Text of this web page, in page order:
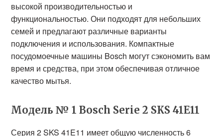
высокой производительностью и
функциональностью. Они подходят для небольших
семей и предлагают различные варианты
подключения и использования. Компактные
посудомоечные машины Bosch могут сэкономить вам
время и средства, при этом обеспечивая отличное
качество мытья.
Модель № 1 Bosch Serie 2 SKS 41E11
Серия 2 SKS 41E11 имеет общую численность 6